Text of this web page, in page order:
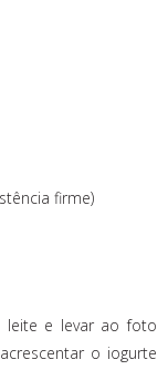
firme)
e levar ao foto
o iogurte